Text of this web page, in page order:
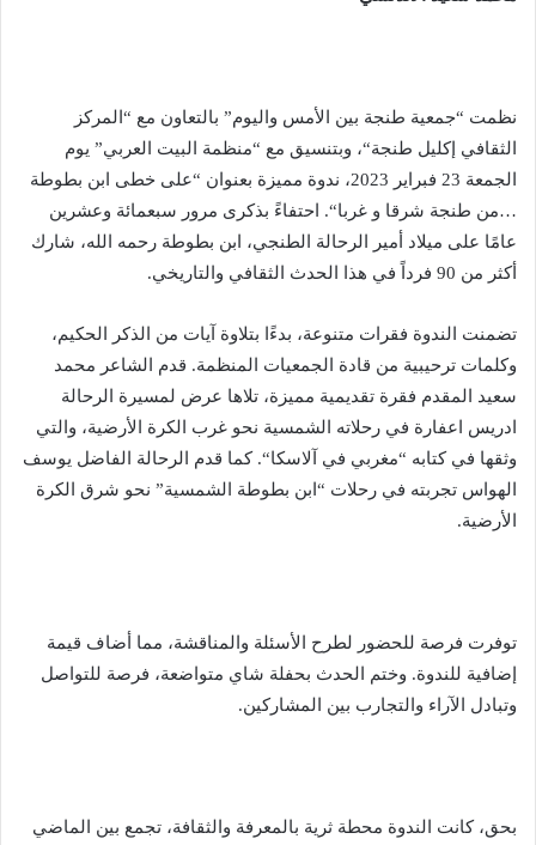
نظمت “جمعية طنجة بين الأمس واليوم” بالتعاون مع “ المركز
الثقافي إكليل طنجة“، وبتنسيق مع “منظمة البيت العربي” يوم
الجمعة
فبراير ، ندوة مميزة بعنوان “على خطى ابن بطوطة
…من طنجة شرقا و غربا“. احتفاءً بذكرى مرور سبعمائة وعشرين
عامًا على ميلاد أمير الرحالة الطنجي، ابن بطوطة رحمه الله، شارك
أكثر من فرداً في هذا الحدث الثقافي والتاريخي.
تضمنت الندوة فقرات متنوعة، بدءًا بتلاوة آيات من الذكر
الحكيم،
وكلمات ترحيبية من قادة الجمعيات المنظمة. قدم الشاعر محمد
سعيد
المقدم فقرة تقديمية مميزة، تلاها عرض لمسيرة
الرحالة
ادريس
اعفارة في رحلاته الشمسية نحو غرب الكرة الأرضية، والتي
وثقها في كتابه “مغربي في آلاسكا“.كما قدم الرحالة الفاضل يوسف
الهواس تجربته في رحلات “ ابن بطوطة الشمسية” نحو شرق
الكرة
الأرضية.
توفرت فرصة للحضور لطرح الأسئلة والمناقشة، مما أضاف قيمة
إضافية للندوة. وختم الحدث بحفلة شاي متواضعة، فرصة للتواصل
وتبادل
الآراء والتجارب بين المشاركين.
بحق، كانت الندوة محطة ثرية بالمعرفة والثقافة، تجمع بين
الماضي